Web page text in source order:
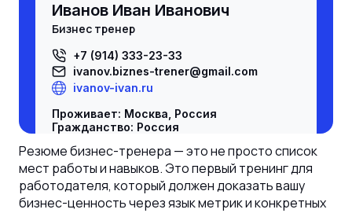
Иванов Иван Иванович
бизнес тренер
+7 (914) 333-23-33
ivanov.biznes-trener@gmail.com
ivanov-ivan.ru
Проживает: Москва, Россия
Гражданство: Россия
Не готов к переезду, не готов к
командировкам
Желаемая должность и зарплата
Резюме бизнес-тренера — это не просто список
мест работы и навыков. Это первый тренинг для
работодателя, который должен доказать вашу
бизнес-ценность через язык метрик и конкретных